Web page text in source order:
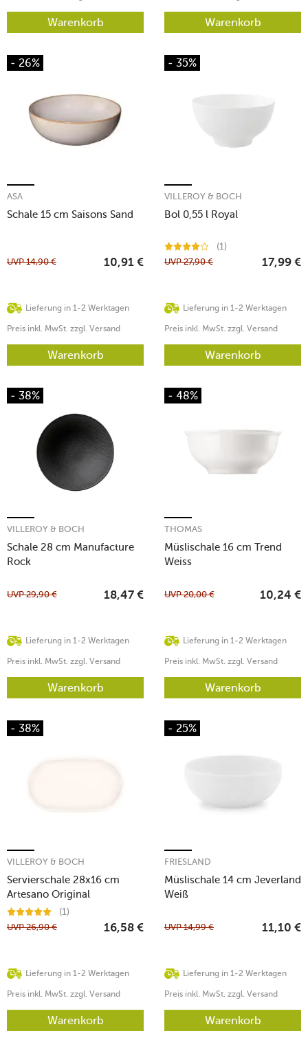
Warenkorb Warenkorb
- 26%
Schale 15 cm Saisons Sand
ASA
Lieferung in 1-2 Werktagen
UVP14,90 € 10,91 €
Preis inkl. MwSt. zzgl. Versand
Warenkorb
- 35%
Bol 0,55 l Royal
VILLEROY & BOCH
(1)
Lieferung in 1-2 Werktagen
UVP27,90 € 17,99 €
Preis inkl. MwSt. zzgl. Versand
Warenkorb
- 38%
Schale 28 cm Manufacture
Rock
VILLEROY & BOCH
Lieferung in 1-2 Werktagen
UVP29,90 € 18,47 €
Preis inkl. MwSt. zzgl. Versand
Warenkorb
- 48%
Müslischale 16 cm Trend
Weiss
THOMAS
Lieferung in 1-2 Werktagen
UVP20,00 € 10,24 €
Preis inkl. MwSt. zzgl. Versand
Warenkorb
- 38%
Servierschale 28x16 cm
Artesano Original
VILLEROY & BOCH
(1)
Lieferung in 1-2 Werktagen
UVP26,90 € 16,58 €
Preis inkl. MwSt. zzgl. Versand
Warenkorb
- 25%
Müslischale 14 cm Jeverland
Weiß
FRIESLAND
Lieferung in 1-2 Werktagen
UVP14,99 € 11,10 €
Preis inkl. MwSt. zzgl. Versand
Warenkorb